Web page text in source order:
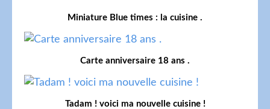
Miniature Blue times : la cuisine .
Carte anniversaire 18 ans .
Tadam ! voici ma nouvelle cuisine !